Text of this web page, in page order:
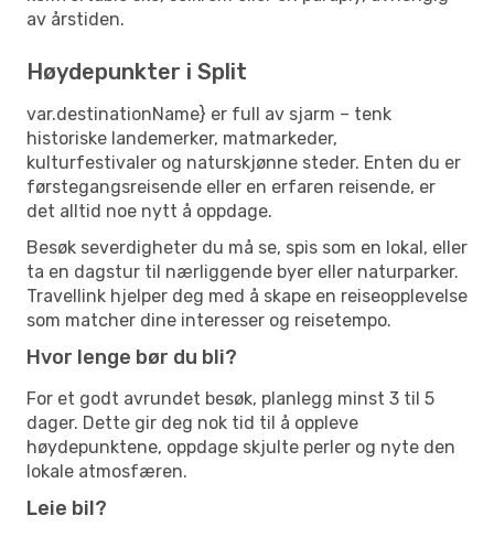
av årstiden.
Høydepunkter i Split
var.destinationName} er full av sjarm – tenk
historiske landemerker, matmarkeder,
kulturfestivaler og naturskjønne steder. Enten du er
førstegangsreisende eller en erfaren reisende, er
det alltid noe nytt å oppdage.
Besøk severdigheter du må se, spis som en lokal, eller
ta en dagstur til nærliggende byer eller naturparker.
Travellink hjelper deg med å skape en reiseopplevelse
som matcher dine interesser og reisetempo.
Hvor lenge bør du bli?
For et godt avrundet besøk, planlegg minst 3 til 5
dager. Dette gir deg nok tid til å oppleve
høydepunktene, oppdage skjulte perler og nyte den
lokale atmosfæren.
Leie bil?